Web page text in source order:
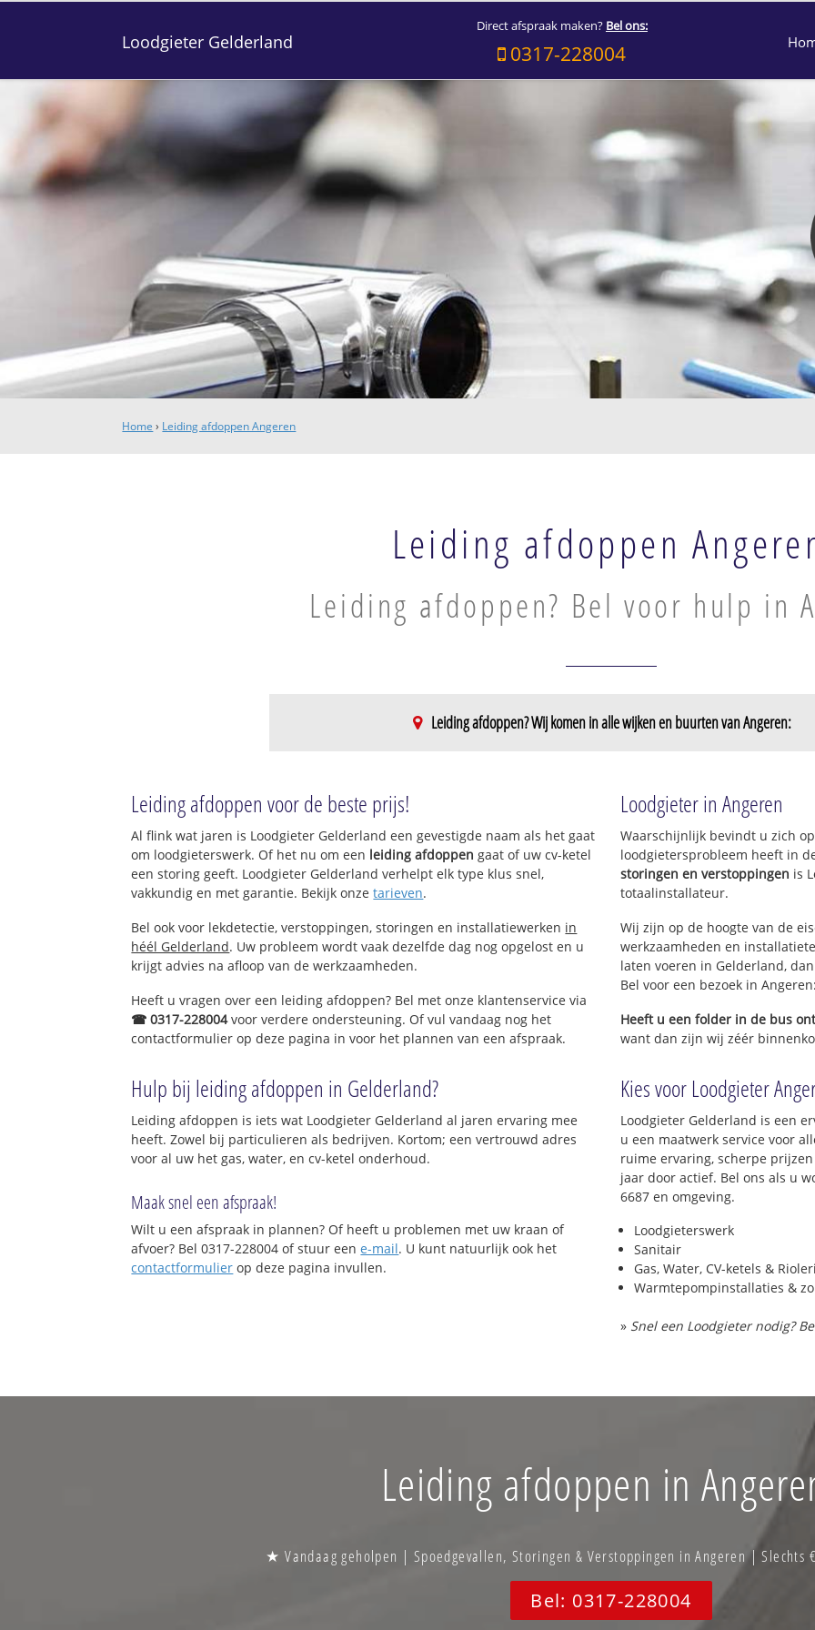
Loodgieter Gelderland
Direct afspraak maken? Bel ons:
0317-228004
Home › Leiding afdoppen Angeren
Leiding afdoppen
Leiding afdoppen? Bel voor hulp in
Leiding afdoppen? Wij komen in alle wijken en buurten van Angeren:
Haalderen
Angeren
Doornenburg
Ooijrijkse Polder
Leiding afdoppen voor de beste prijs!
Al flink wat jaren is Loodgieter Gelderland een gevestigde naam als het gaat
om loodgieterswerk. Of het nu om een leiding afdoppen gaat of uw cv-ketel
een storing geeft. Loodgieter Gelderland verhelpt elk type klus snel,
vakkundig en met garantie. Bekijk onzetarieven.
Bel ook voor lekdetectie, verstoppingen, storingen en installatiewerken in
héél Gelderland. Uw probleem wordt vaak dezelfde dag nog opgelost en u
krijgt advies na afloop van de werkzaamheden.
Heeft u vragen over een leiding afdoppen? Bel met onze klantenservice via
☎ 0317-228004voor verdere ondersteuning. Of vul vandaag nog het
contactformulier op deze pagina in voor het plannen van een afspraak.
Hulp bij leiding afdoppen in Gelderland?
Leiding afdoppen is iets wat Loodgieter Gelderland al jaren ervaring mee
heeft. Zowel bij particulieren als bedrijven. Kortom; een vertrouwd adres
voor al uw het gas, water, en cv-ketel onderhoud.
Maak snel een afspraak!
Wilt u een afspraak in plannen? Of heeft u problemen met uw kraan of
afvoer? Bel 0317-228004 of stuur eene-mail. U kunt natuurlijk ook het
contactformulier op deze pagina invullen.
Loodgieter in Angeren
Waarschijnlijk bevindt u zich
loodgietersprobleem heeft in
storingen en verstoppingen is
totaalinstallateur.
Wij zijn op de hoogte van de
werkzaamheden en
laten voeren in Gelderland,
Bel voor een bezoek in
Heeft u een folder in de bus
want dan zijn wij zéér
Kies voor Loodgieter
Loodgieter Gelderland is een
u een maatwerk service voor
ruime ervaring, scherpe
jaar door actief. Bel ons als u
6687 en omgeving.
Loodgieterswerk
Sanitair
Gas, Water, CV-ketels &
Warmtepompinstallaties &
» Snel een Loodgieter nodig?
Leiding afdoppen in
★ Vandaag geholpen | Spoedgevallen, Storingen & Verstoppingen in Angeren |
Bel: 0317-228004